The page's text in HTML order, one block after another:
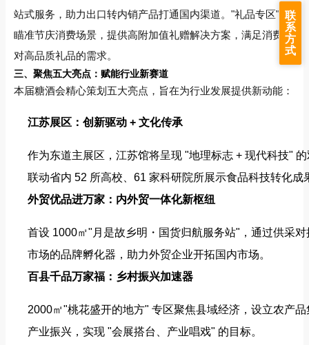
站式服务，助力出口转内销产品打通国内渠道。"礼品专区" 则
瞄准节庆消费场景，提供高附加值礼赠解决方案，满足消费者
对高品质礼品的需求。
三、聚焦五大亮点：赋能行业新赛道
本届糖酒会精心策划五大亮点，旨在为行业发展提供新动能：
江苏展区：创新驱动 + 文化传承
作为东道主展区，江苏馆将呈现 "地理标志 + 现代科技"
联动省内 52 所高校、61 家科研院所展示食品科技转化
外贸优品进万家：内外贸一体化新枢纽
首设 1000㎡"月是故乡明・国货归航服务站"，通过供采
市场的品牌孵化器，助力外贸企业开拓国内市场。
百县千品万家福：乡村振兴加速器
2000㎡"桃花盛开的地方" 专区聚焦县域经济，设立农产
产业振兴，实现 "会展搭台、产业唱戏" 的目标。
联
系
方
式